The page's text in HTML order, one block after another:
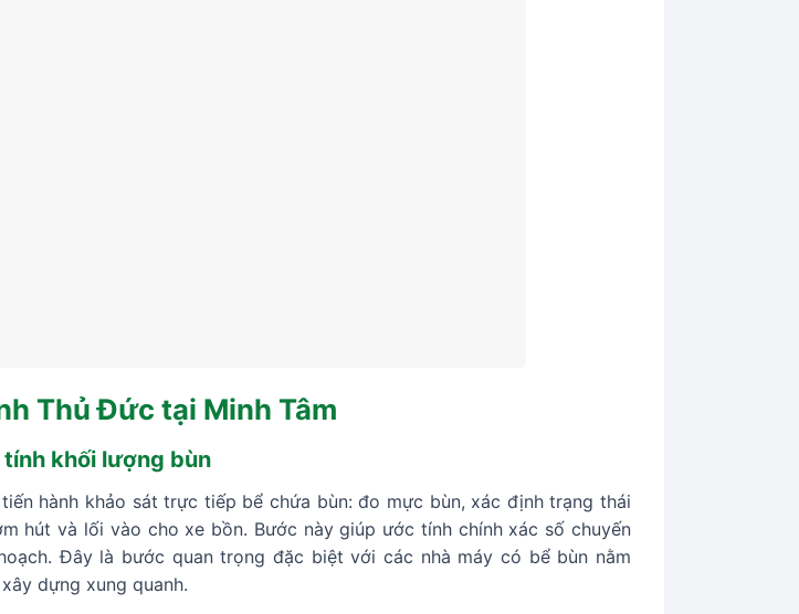
Thủ Đức tại Minh Tâm
khối lượng bùn
hành khảo sát trực tiếp bể chứa bùn: đo mực bùn, xác định trạng thái
hút và lối vào cho xe bồn. Bước này giúp ước tính chính xác số chuyến
Đây là bước quan trọng đặc biệt với các nhà máy có bể bùn nằm
dựng xung quanh.